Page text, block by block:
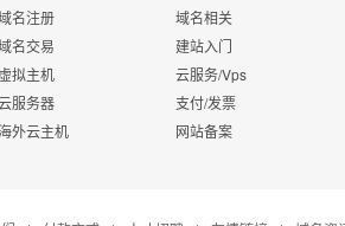
名注册
名交易
虚拟主机
服务器
外云主机
域名相关
建站入门
云服务/Vps
支付/发票
网站备案